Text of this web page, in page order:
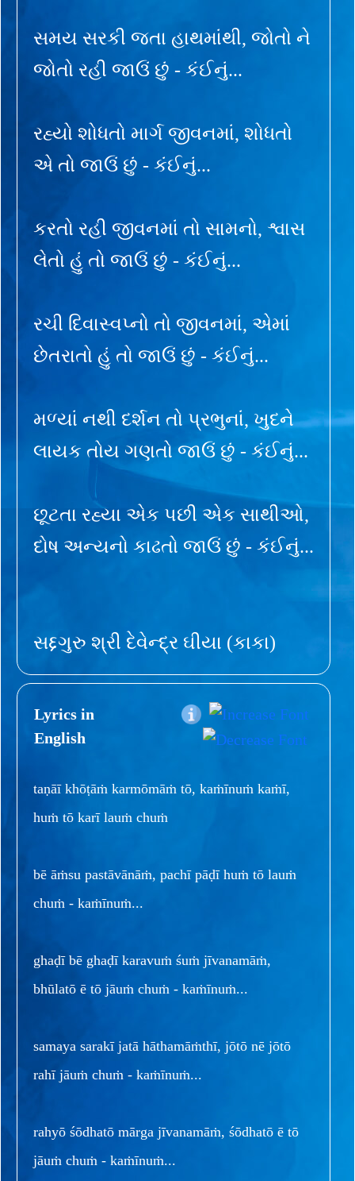
સમય સરકી જતા હાથમાંથી, જોતો ને
જોતો રહી જાઉં છું - કંઈનું...
રહ્યો શોધતો માર્ગ જીવનમાં, શોધતો
એ તો જાઉં છું - કંઈનું...
કરતો રહી જીવનમાં તો સામનો, શ્વાસ
લેતો હું તો જાઉં છું - કંઈનું...
રચી દિવાસ્વપ્નો તો જીવનમાં, એમાં
છેતરાતો હું તો જાઉં છું - કંઈનું...
મળ્યાં નથી દર્શન તો પ્રભુનાં, ખુદને
લાયક તોય ગણતો જાઉં છું - કંઈનું...
છૂટતા રહ્યા એક પછી એક સાથીઓ,
દોષ અન્યનો કાઢતો જાઉં છું - કંઈનું...
સદ્દગુરુ શ્રી દેવેન્દ્ર ઘીયા (કાકા)
Lyrics in
English
taṇāī khōṭāṁ karmōmāṁ tō, kaṁīnuṁ kaṁī,
huṁ tō karī lauṁ chuṁ
bē āṁsu pastāvānāṁ, pachī pāḍī huṁ tō lauṁ
chuṁ - kaṁīnuṁ...
ghaḍī bē ghaḍī karavuṁ śuṁ jīvanamāṁ,
bhūlatō ē tō jāuṁ chuṁ - kaṁīnuṁ...
samaya sarakī jatā hāthamāṁthī, jōtō nē jōtō
rahī jāuṁ chuṁ - kaṁīnuṁ...
rahyō śōdhatō mārga jīvanamāṁ, śōdhatō ē tō
jāuṁ chuṁ - kaṁīnuṁ...